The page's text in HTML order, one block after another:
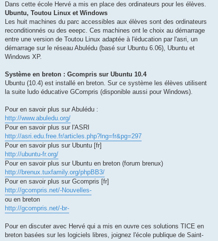
Dans cette école Hervé a mis en place des ordinateurs pour les élèves.
Ubuntu, Toutou Linux et Windows
Les huit machines du parc accessibles aux élèves sont des ordinateurs
reconditionnés ou des eeepc. Ces machines ont le choix au démarrage
entre une version de Toutou Linux adaptée à l'éducation par l'asri, un
démarrage sur le réseau Abulédu (basé sur Ubuntu 6.06), Ubuntu et
Windows XP.
Système en breton : Gcompris sur Ubuntu 10.4
Ubuntu (10.4) est installé en breton. Sur ce système les élèves utilisent
la suite ludo éducative GCompris (disponible aussi pour Windows).
Pour en savoir plus sur Abulédu :
http://www.abuledu.org/
Pour en savoir plus sur l'ASRI
http://asri.edu.free.fr/articles.php?lng=fr&pg=297
Pour en savoir plus sur Ubuntu [fr]
http://ubuntu-fr.org/
Pour en savoir plus sur Ubuntu en breton (forum brenux)
http://brenux.tuxfamily.org/phpBB3/
Pour en savoir plus sur Gcompris [fr]
http://gcompris.net/-Nouvelles-
ou en breton
http://gcompris.net/-br-
Pour en discuter avec Hervé qui a mis en ouvre ces solutions TICE en
breton basées sur les logiciels libres, joignez l'école publique de Saint-